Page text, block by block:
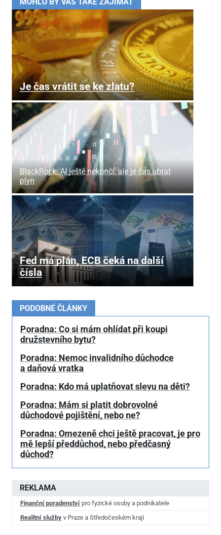
Je čas vrátit se ke zlatu?
BlackRock: AI ještě nekončí, ale je čas ubrat
plyn
Fed má plán, ECB čeká na další
čísla
REKLAMA
Finanční poradenství pro fyzické osoby a podnikatele
Realitní služby v Praze a Středočeském kraji
PODOBNÉ ČLÁNKY
Poradna: Co si mám ohlídat při koupi
družstevního bytu?
Poradna: Nemoc invalidního důchodce
a daňová vratka
Poradna: Kdo má uplatňovat slevu na děti?
Poradna: Mám si platit dobrovolné
důchodové pojištění, nebo ne?
Poradna: Omezeně chci ještě pracovat, je pro
mě lepší předdůchod, nebo předčasný
důchod?